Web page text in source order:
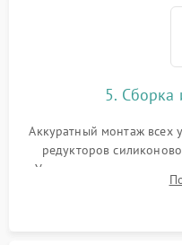
5. Сборка
Аккуратный монтаж всех
редукторов
Установка новых
микрофибры, щеток).